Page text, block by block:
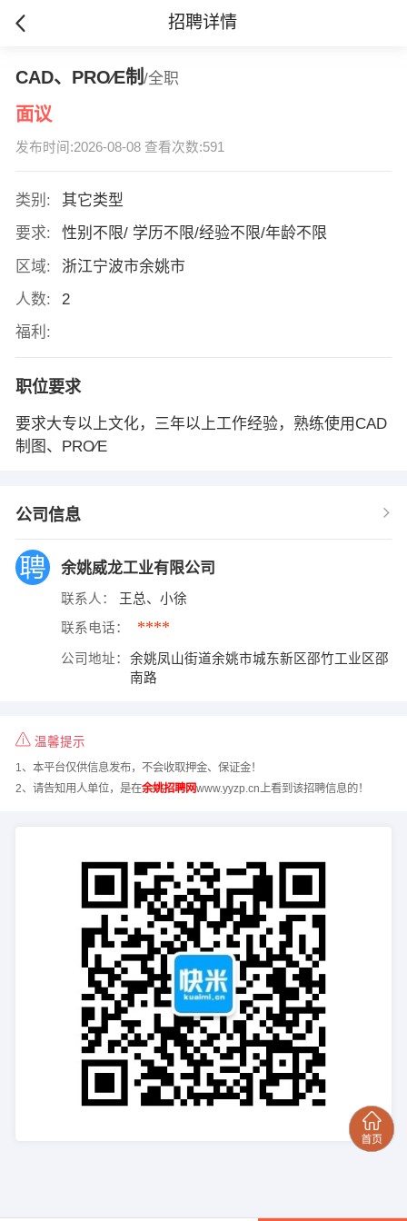
招聘详情
CAD、PRO∕E制 /全职
面议
发布时间:2026-08-08 查看次数:591
类别:
其它类型
要求:
性别不限/ 学历不限/经验不限/年龄不限
区域:
浙江宁波市余姚市
人数:
2
福利:
职位要求
要求大专以上文化，三年以上工作经验，熟练使用CAD
制图、PRO∕E
公司信息
余姚威龙工业有限公司
联系人： 王总、小徐
联系电话： ****
公司地址：
余姚凤山街道余姚市城东新区邵竹工业区邵
南路
温馨提示
1、本平台仅供信息发布，不会收取押金、保证金！
2、请告知用人单位，是在余姚招聘网www.yyzp.cn上看到该招聘信息的！